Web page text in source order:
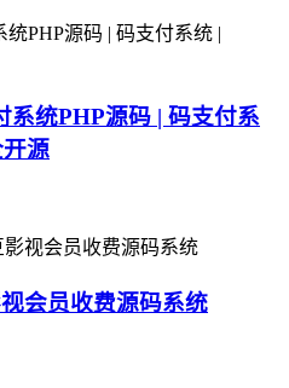
系统PHP源码 | 码支付系
源
视会员收费源码系统